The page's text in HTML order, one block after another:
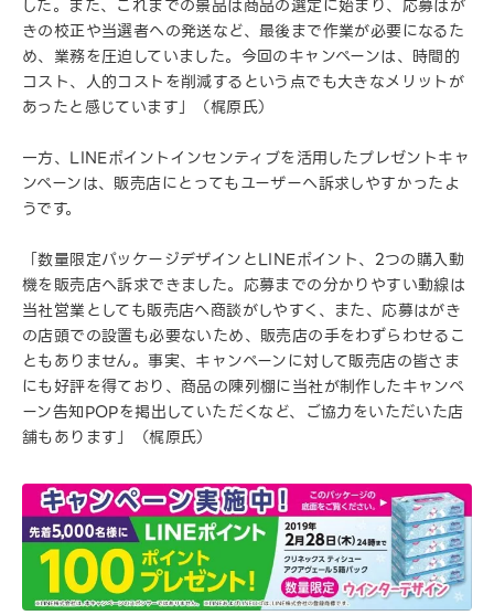
した。また、これまでの景品は商品の選定に始まり、応募はが
きの校正や当選者への発送など、最後まで作業が必要になるた
め、業務を圧迫していました。今回のキャンペーンは、時間的
コスト、人的コストを削減するという点でも大きなメリットが
あったと感じています」（梶原氏）
一方、LINEポイントインセンティブを活用したプレゼントキャ
ンペーンは、販売店にとってもユーザーへ訴求しやすかったよ
うです。
「数量限定パッケージデザインとLINEポイント、2つの購入動
機を販売店へ訴求できました。応募までの分かりやすい動線は
当社営業としても販売店へ商談がしやすく、また、応募はがき
の店頭での設置も必要ないため、販売店の手をわずらわせるこ
ともありません。事実、キャンペーンに対して販売店の皆さま
にも好評を得ており、商品の陳列棚に当社が制作したキャンペ
ーン告知POPを掲出していただくなど、ご協力をいただいた店
舗もあります」（梶原氏）